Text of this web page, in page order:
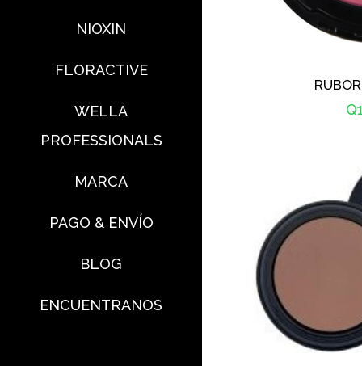
NIOXIN
FLORACTIVE
WELLA
PROFESSIONALS
MARCA
PAGO & ENVÍO
BLOG
ENCUENTRANOS